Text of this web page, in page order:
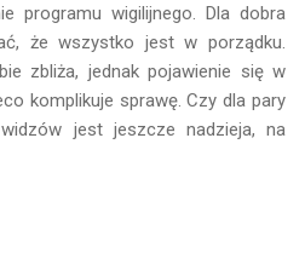
programu wigilijnego. Dla dobra
że wszystko jest w porządku.
zbliża, jednak pojawienie się w
komplikuje sprawę. Czy dla pary
jest jeszcze nadzieja, na